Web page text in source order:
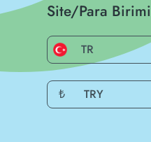
Site/Para Birimi
TR
₺ TRY